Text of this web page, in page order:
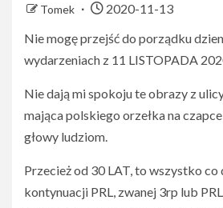
Tomek
2020-11-13
Nie mogę przejść do porządku
wydarzeniach z 11 LISTOPADA
Nie dają mi spokoju te obrazy z
mająca polskiego orzełka na
głowy ludziom.
Przecież od 30 LAT, to wszystko co
kontynuacji PRL, zwanej 3rp lub